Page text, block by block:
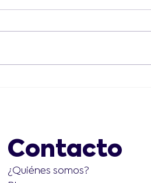
Contacto
¿Quiénes somos?